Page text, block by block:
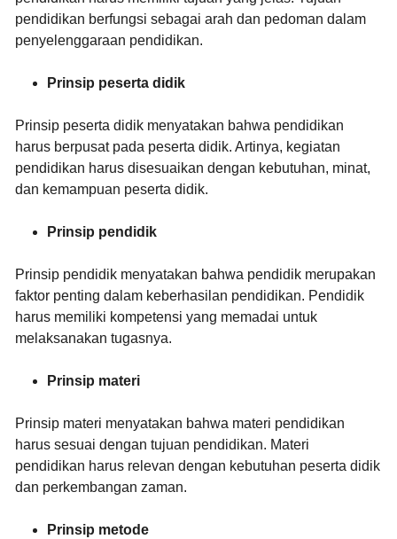
pendidikan berfungsi sebagai arah dan pedoman dalam
penyelenggaraan pendidikan.
Prinsip peserta didik
Prinsip peserta didik menyatakan bahwa pendidikan
harus berpusat pada peserta didik. Artinya, kegiatan
pendidikan harus disesuaikan dengan kebutuhan, minat,
dan kemampuan peserta didik.
Prinsip pendidik
Prinsip pendidik menyatakan bahwa pendidik merupakan
faktor penting dalam keberhasilan pendidikan. Pendidik
harus memiliki kompetensi yang memadai untuk
melaksanakan tugasnya.
Prinsip materi
Prinsip materi menyatakan bahwa materi pendidikan
harus sesuai dengan tujuan pendidikan. Materi
pendidikan harus relevan dengan kebutuhan peserta didik
dan perkembangan zaman.
Prinsip metode